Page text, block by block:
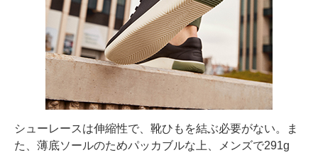
シューレースは伸縮性で、靴ひもを結ぶ必要がない。ま
た、薄底ソールのためパッカブルな上、メンズで291g